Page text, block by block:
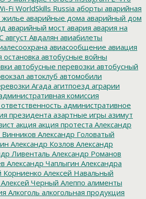
Fi WorldSkills Russia аборты аварийная
жилье аварийные дома аварийный дом
аварийный мост авария авария на
август Авдалян авиабилеты
авиасообщение авиация
остановка автобусные войны
автобусные перевозки автобусный
автоклуб автомобили
Агада агитпоезд аграрии
комиссия
административное
президента азартные игры азимут
акция акция протеста Александр
Винников Александр Головатый
Александр Козлов Александр
Ливенталь Александр Романов
Александр Чаплыгин Александра
Корниенко Алексей Навальный
Алексей Черный Алеппо алименты
Алкоголь алкогольная продукция